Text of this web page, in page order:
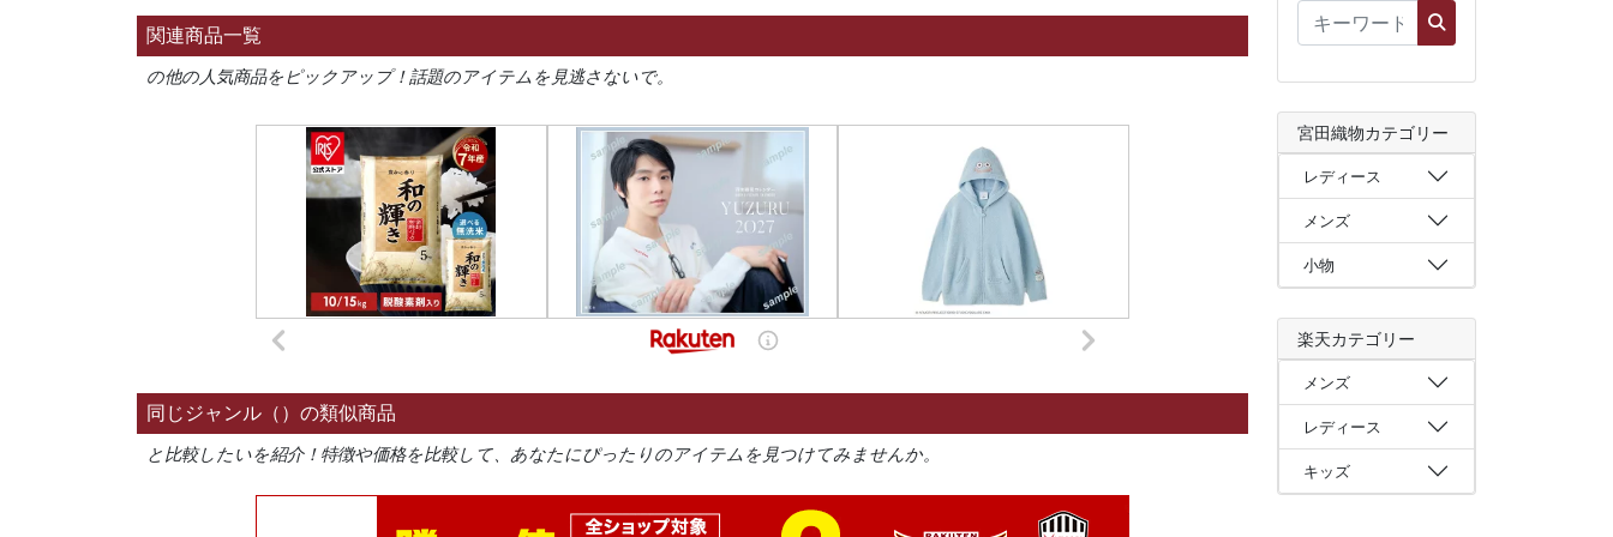
関連商品一覧
の他の人気商品をピックアップ！話題のアイテムを見逃さないで。
同じジャンル（）の類似商品
と比較したいを紹介！特徴や価格を比較して、あなたにぴったりのアイテムを見つけてみませんか。
宮田織物カテゴリー
レディース
メンズ
小物
楽天カテゴリー
メンズ
レディース
キッズ